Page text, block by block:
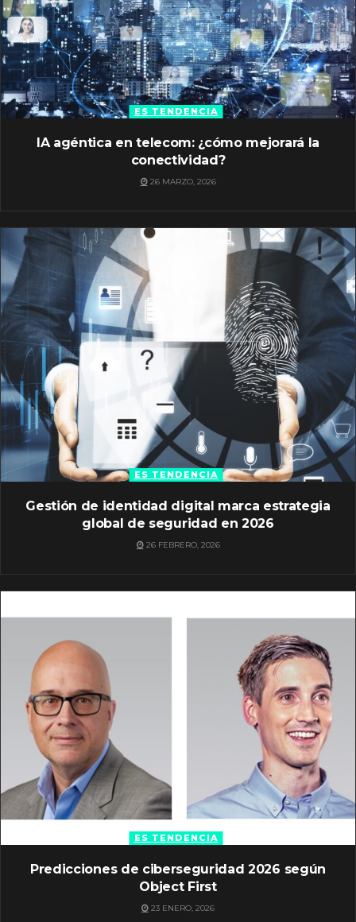
ES TENDENCIA
IA agéntica en telecom: ¿cómo mejorará la
conectividad?
26 MARZO, 2026
ES TENDENCIA
Gestión de identidad digital marca estrategia
global de seguridad en 2026
26 FEBRERO, 2026
ES TENDENCIA
Predicciones de ciberseguridad 2026 según
Object First
23 ENERO, 2026